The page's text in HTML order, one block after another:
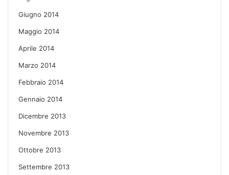
Giugno 2014
Maggio 2014
Aprile 2014
Marzo 2014
Febbraio 2014
Gennaio 2014
Dicembre 2013
Novembre 2013
Ottobre 2013
Settembre 2013